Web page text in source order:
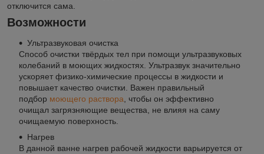
отключится сама.
Возможности
Ультразвуковая очистка
Способ очистки твёрдых тел при помощи ультразвуковых
колебаний в моющих жидкостях. Ультразвук значительно
ускоряет физико-химические процессы в жидкости и
повышает качество очистки. Важен правильный
подбор моющего раствора, чтобы он эффективно
очищал загрязняющие вещества, не влияя на саму
очищаемую поверхность.
Нагрев
В данной ванне нагрев рабочей жидкости варьируется от